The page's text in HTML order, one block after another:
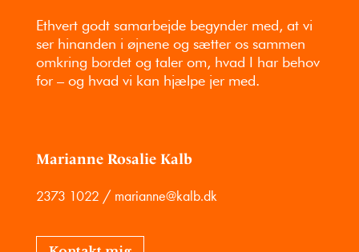
Ethvert godt samarbejde begynder med, at vi
ser hinanden i øjnene og sætter os sammen
omkring bordet og taler om, hvad I har behov
for – og hvad vi kan hjælpe jer med.
Marianne Rosalie Kalb
2373 1022 / marianne@kalb.dk